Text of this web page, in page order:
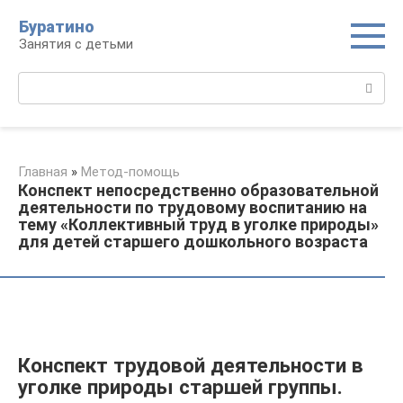
контенту
Буратино
Занятия с детьми
Главная » Метод-помощь
Конспект непосредственно образовательной
деятельности по трудовому воспитанию на
тему «Коллективный труд в уголке природы»
для детей старшего дошкольного возраста
Конспект трудовой деятельности в
уголке природы старшей группы.